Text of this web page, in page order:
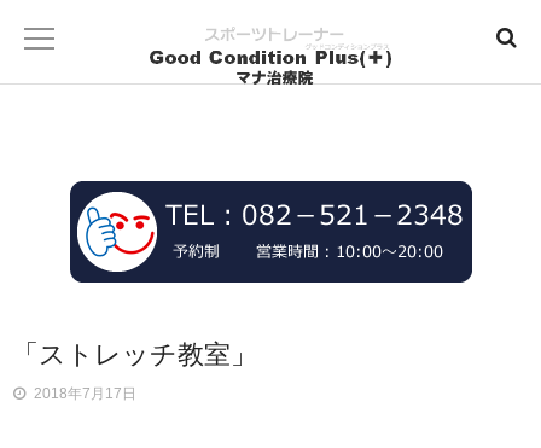
「ストレッチ教室」
2018年7月17日